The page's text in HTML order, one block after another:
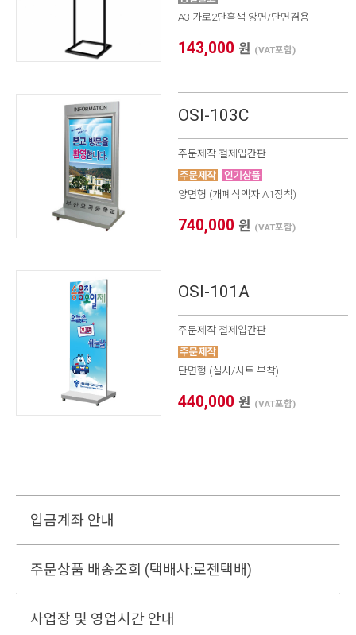
A3 가로2단흑색 양면/단면겸용
143,000 원 (VAT포함)
OSI-103C
주문제작 철제입간판
양면형 (개폐식액자 A1장착)
740,000 원 (VAT포함)
OSI-101A
주문제작 철제입간판
단면형 (실사/시트 부착)
440,000 원 (VAT포함)
입금계좌 안내
주문상품 배송조회 (택배사:로젠택배)
사업장 및 영업시간 안내